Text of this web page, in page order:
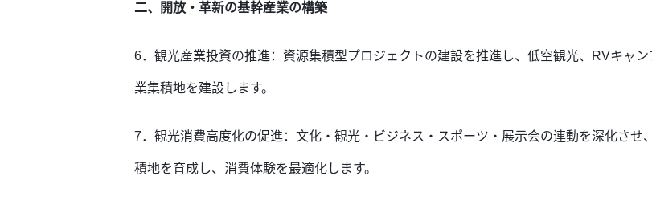
二、開放・革新の基幹産業の構築
6．観光産業投資の推進：資源集積型プロジェクトの建設を推進し、低空観光、RVキャ
業集積地を建設します。
7．観光消費高度化の促進：文化・観光・ビジネス・スポーツ・展示会の連動を深化させ
積地を育成し、消費体験を最適化し ます。